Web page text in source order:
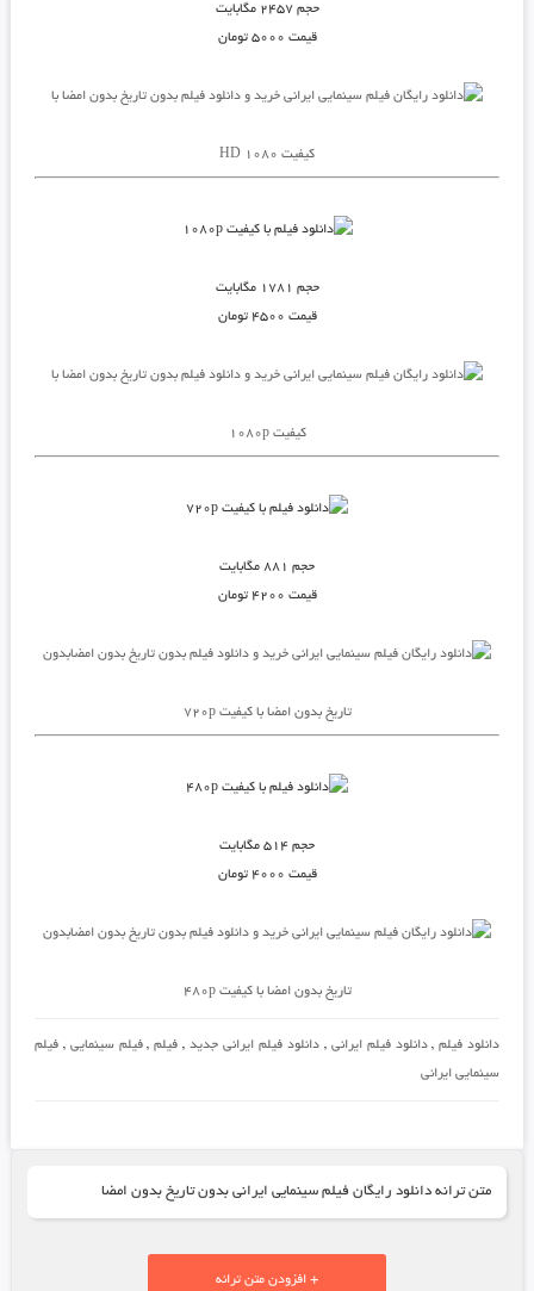
حجم ۲۴۵۷ مگابایت
قیمت ۵۰۰۰ تومان
خرید و دانلود فیلم بدون تاریخ بدون امضا با
کیفیت ۱۰۸۰ HD
حجم ۱۷۸۱ مگابایت
قیمت ۴۵۰۰ تومان
خرید و دانلود فیلم بدون تاریخ بدون امضا با
کیفیت ۱۰۸۰p
حجم ۸۸۱ مگابایت
قیمت ۴۲۰۰ تومان
خرید و دانلود فیلم بدون تاریخ بدون امضابدون
تاریخ بدون امضا با کیفیت ۷۲۰p
حجم ۵۱۴ مگابایت
قیمت ۴۰۰۰ تومان
خرید و دانلود فیلم بدون تاریخ بدون امضابدون
تاریخ بدون امضا با کیفیت ۴۸۰p
دانلود فیلم,دانلود فیلم ایرانی ,دانلود فیلم ایرانی جدید, فیلم,فیلم سینمایی ,فیلم
سینمایی ایرانی
متن ترانه دانلود رایگان فیلم سینمایی ایرانی بدون تاریخ بدون امضا
+ افزودن متن ترانه